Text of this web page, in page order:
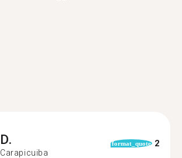
D.
Carapicuiba
format_quote 2